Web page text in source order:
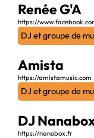
Renée G'A
https://
DJ et groupe de
Amista
https://amistamusic.com
DJ et groupe de
DJ
https://nanobox.fr